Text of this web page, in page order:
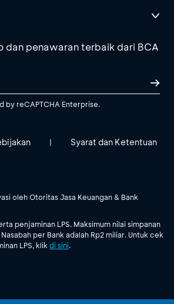
dan penawaran terbaik dari BCA
by reCAPTCHA Enterprise.
| Syarat dan Ketentuan
oleh Otoritas Jasa Keuangan & Bank
penjaminan LPS. Maksimum nilai simpanan
per Bank adalah Rp2 miliar. Untuk cek
LPS, klikdi sini.